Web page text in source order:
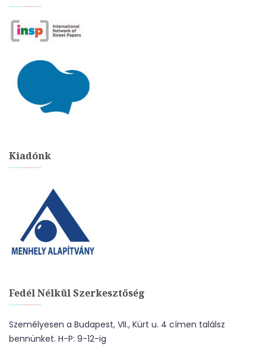
Kiadónk
Fedél Nélkül Szerkesztőség
Személyesen a Budapest, VII., Kürt u. 4 címen találsz
bennünket. H-P: 9-12-ig